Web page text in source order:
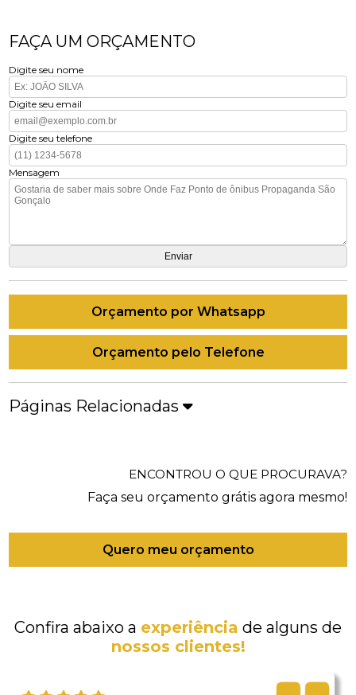
FAÇA UM ORÇAMENTO
Digite seu nome
Digite seu email
Digite seu telefone
Mensagem
Orçamento por Whatsapp
Orçamento pelo Telefone
Páginas Relacionadas
ENCONTROU O QUE PROCURAVA?
Faça seu orçamento grátis agora mesmo!
Quero meu orçamento
Confira abaixo a experiência de alguns de
nossos clientes!